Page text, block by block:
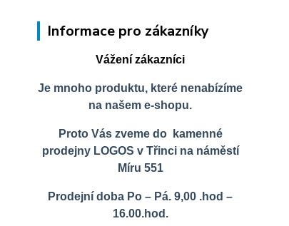
Informace pro zákazníky
Vážení zákazníci
Je mnoho produktu, které nenabízíme
na našem e-shopu.
Proto Vás zveme do kamenné
prodejny LOGOS v Třinci na náměstí
Míru 551
Prodejní doba Po – Pá. 9,00 .hod –
16.00.hod.